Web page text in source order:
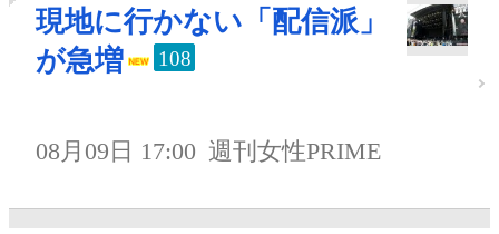
現地に行かない「配信派」
が急増
108
08月09日 17:00 週刊女性PRIME